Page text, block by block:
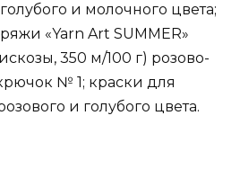
и молочного цвета;
«Yarn Art SUMMER»
350 м/100 г) розово-
№ 1; краски для
и голубого цвета.